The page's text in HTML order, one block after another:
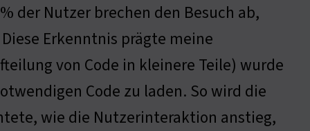
der Nutzer brechen den Besuch ab,
Erkenntnis prägte meine
von Code in kleinere Teile) wurde
Code zu laden. So wird die
wie die Nutzerinteraktion anstieg,